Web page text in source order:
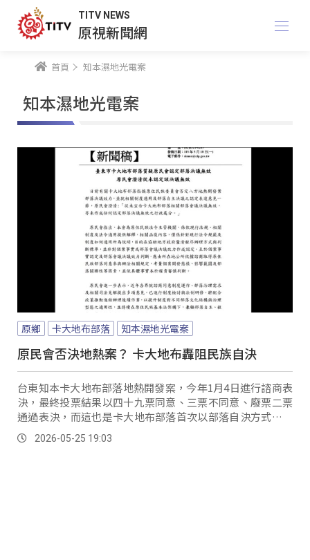
TITV NEWS
原視新聞網
首頁 知本濕地光電案
知本濕地光電案
原鄉 卡大地布部落 知本濕地光電案
原民會否決地熱案？ 卡大地布轟阻民族自決
台東知本卡大地布部落地熱開發案，今年1月4日進行諮商表
決，最終投票結果以四十九票同意、三票不同意、廢票二票
通過表決，而這也是卡大地布部落首次以部落自決方式通過
的開發案，但原民會以「知本濕地光電案」的法院判例結
果，認定有此次「地熱案諮商程序」違法、違憲爭議，否定
2026-05-25 19:03